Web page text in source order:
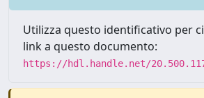
Utilizza questo identificativo per
link a questo documento:
https://hdl.handle.net/